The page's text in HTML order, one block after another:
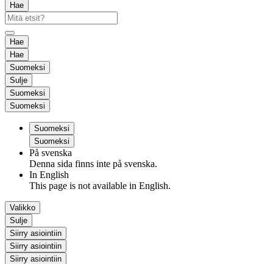
Hae
Hae
Hae
Suomeksi
Sulje
Suomeksi
Suomeksi
Suomeksi
Suomeksi
På svenska
Denna sida finns inte på svenska.
In English
This page is not available in English.
Valikko
Sulje
Siirry asiointiin
Siirry asiointiin
Siirry asiointiin